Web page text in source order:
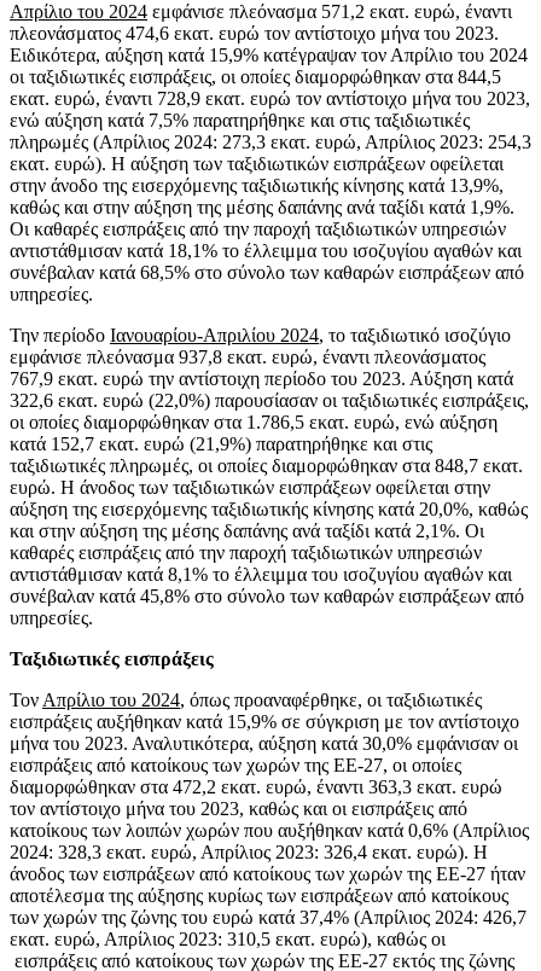
Απρίλιο του 2024 εμφάνισε πλεόνασμα 571,2 εκατ. ευρώ, έναντι
πλεονάσματος 474,6 εκατ. ευρώ τον αντίστοιχο μήνα του 2023.
Ειδικότερα, αύξηση κατά 15,9% κατέγραψαν τον Απρίλιο του 2024
οι ταξιδιωτικές εισπράξεις, οι οποίες διαμορφώθηκαν στα 844,5
εκατ. ευρώ, έναντι 728,9 εκατ. ευρώ τον αντίστοιχο μήνα του 2023,
ενώ αύξηση κατά 7,5% παρατηρήθηκε και στις ταξιδιωτικές
πληρωμές (Απρίλιος 2024: 273,3 εκατ. ευρώ, Απρίλιος 2023: 254,3
εκατ. ευρώ). Η αύξηση των ταξιδιωτικών εισπράξεων οφείλεται
στην άνοδο της εισερχόμενης ταξιδιωτικής κίνησης κατά 13,9%,
καθώς και στην αύξηση της μέσης δαπάνης ανά ταξίδι κατά 1,9%.
Οι καθαρές εισπράξεις από την παροχή ταξιδιωτικών υπηρεσιών
αντιστάθμισαν κατά 18,1% το έλλειμμα του ισοζυγίου αγαθών και
συνέβαλαν κατά 68,5% στο σύνολο των καθαρών εισπράξεων από
υπηρεσίες.
Την περίοδο Ιανουαρίου-Απριλίου 2024, το ταξιδιωτικό ισοζύγιο
εμφάνισε πλεόνασμα 937,8 εκατ. ευρώ, έναντι πλεονάσματος
767,9 εκατ. ευρώ την αντίστοιχη περίοδο του 2023. Αύξηση κατά
322,6 εκατ. ευρώ (22,0%) παρουσίασαν οι ταξιδιωτικές εισπράξεις,
οι οποίες διαμορφώθηκαν στα 1.786,5 εκατ. ευρώ, ενώ αύξηση
κατά 152,7 εκατ. ευρώ (21,9%) παρατηρήθηκε και στις
ταξιδιωτικές πληρωμές, οι οποίες διαμορφώθηκαν στα 848,7 εκατ.
ευρώ. Η άνοδος των ταξιδιωτικών εισπράξεων οφείλεται στην
αύξηση της εισερχόμενης ταξιδιωτικής κίνησης κατά 20,0%, καθώς
και στην αύξηση της μέσης δαπάνης ανά ταξίδι κατά 2,1%. Οι
καθαρές εισπράξεις από την παροχή ταξιδιωτικών υπηρεσιών
αντιστάθμισαν κατά 8,1% το έλλειμμα του ισοζυγίου αγαθών και
συνέβαλαν κατά 45,8% στο σύνολο των καθαρών εισπράξεων από
υπηρεσίες.
Ταξιδιωτικές εισπράξεις
Τον Απρίλιο του 2024, όπως προαναφέρθηκε, οι ταξιδιωτικές
εισπράξεις αυξήθηκαν κατά 15,9% σε σύγκριση με τον αντίστοιχο
μήνα του 2023. Αναλυτικότερα, αύξηση κατά 30,0% εμφάνισαν οι
εισπράξεις από κατοίκους των χωρών της ΕΕ-27, οι οποίες
διαμορφώθηκαν στα 472,2 εκατ. ευρώ, έναντι 363,3 εκατ. ευρώ
τον αντίστοιχο μήνα του 2023, καθώς και οι εισπράξεις από
κατοίκους των λοιπών χωρών που αυξήθηκαν κατά 0,6% (Απρίλιος
2024: 328,3 εκατ. ευρώ, Απρίλιος 2023: 326,4 εκατ. ευρώ). Η
άνοδος των εισπράξεων από κατοίκους των χωρών της ΕΕ-27 ήταν
αποτέλεσμα της αύξησης κυρίως των εισπράξεων από κατοίκους
των χωρών της ζώνης του ευρώ κατά 37,4% (Απρίλιος 2024: 426,7
εκατ. ευρώ, Απρίλιος 2023: 310,5 εκατ. ευρώ), καθώς οι
εισπράξεις από κατοίκους των χωρών της ΕΕ-27 εκτός της ζώνης